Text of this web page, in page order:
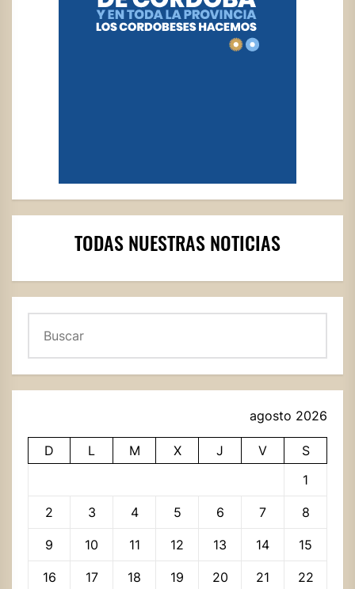
TODAS NUESTRAS NOTICIAS
agosto 2026
D L M X J V
S
1
2 3 4 5 6 7 8
9 10 11 12 13 14 15
16 17 18 19 20 21 22